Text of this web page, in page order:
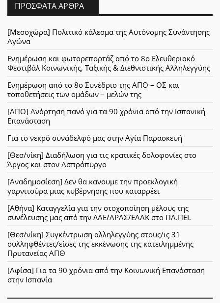
ΠΡΌΣΦΑΤΑ ΆΡΘΡΑ
[Μεσοχώρα] Πολιτικό κάλεσμα της Αυτόνομης Συνάντησης
Αγώνα
Ενημέρωση και φωτορεπορτάζ από το 8ο Ελευθεριακό
Φεστιβάλ Κοινωνικής, Ταξικής & Διεθνιστικής Αλληλεγγύης
Ενημέρωση από το 8ο Συνέδριο της ΑΠΟ – ΟΣ και
τοποθετήσεις των ομάδων – μελών της
[ΑΠΟ] Ανάρτηση πανό για τα 90 χρόνια από την Ισπανική
Επανάσταση
Για το νεκρό συνάδελφό μας στην Αγία Παρασκευή
[Θεσ/νίκη] Διαδήλωση για τις κρατικές δολοφονίες στο
Άργος και στον Ασπρόπυργο
[Αναδημοσίεση] Δεν θα κανουμε την προεκλογική
γαρνιτούρα μιας κυβέρνησης που καταρρέει
[Αθήνα] Καταγγελία για την στοχοποίηση μέλους της
συνέλευσης μας από την ΛΑΕ/ΑΡΑΣ/ΕΑΑΚ στο ΠΑ.ΠΕΙ.
[Θεσ/νίκη] Συγκέντρωση αλληλεγγύης στους/ις 31
συλληφθέντες/είσες της εκκένωσης της κατειλημμένης
Πρυτανείας ΑΠΘ
[Αφίσα] Για τα 90 χρόνια από την Κοινωνική Επανάσταση
στην Ισπανία